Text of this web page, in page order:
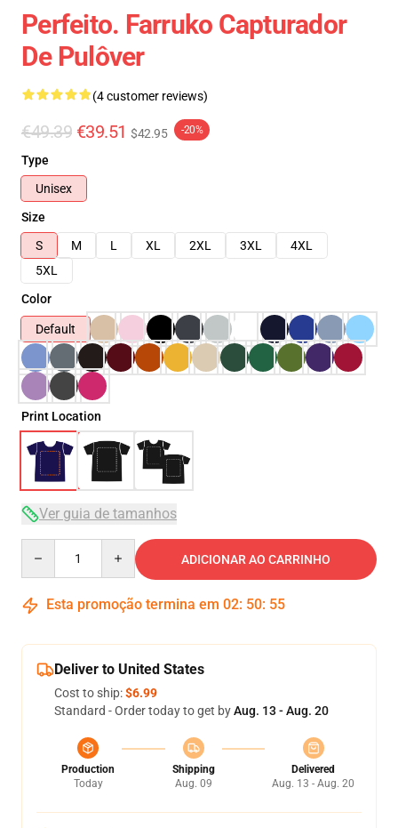
Perfeito. Farruko Capturador
De Pulôver
(4 customer reviews)
€49.39 €39.51 $42.95 -20%
Type
Unisex
Size
S
M L XL 2XL 3XL
4XL
5XL
Color
Default
Print Location
Ver guia de tamanhos
ADICIONAR AO CARRINHO
Esta promoção termina em 02: 50: 54
Deliver to United States
Cost to ship:$6.99
Standard - Order today to get byAug. 13 - Aug. 20
Production
Today
Shipping
Aug. 09
Delivered
Aug. 13 - Aug. 20